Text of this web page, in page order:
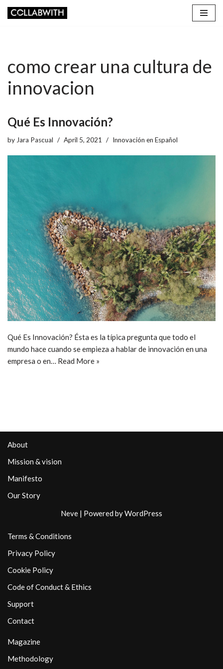
como crear una cultura de
innovacion
Qué Es Innovación?
by Jara Pascual April 5, 2021 Innovación en Español
Qué Es Innovación? Ésta es la típica pregunta que todo el
mundo hace cuando se empieza a hablar de innovación en una
empresa o en… Read More »
About
Mission & vision
Manifesto
Our Story
Neve | Powered byWordPress
Terms & Conditions
Privacy Policy
Cookie Policy
Code of Conduct & Ethics
Support
Contact
Magazine
Methodology